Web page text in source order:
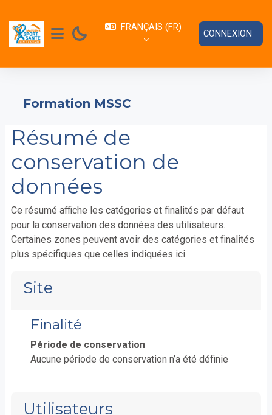
PANNEAU LATÉRAL
FRANÇAIS ‎(FR)‎
CONNEXION
Formation MSSC
Résumé de
conservation de
données
Ce résumé affiche les catégories et finalités par défaut
pour la conservation des données des utilisateurs.
Certaines zones peuvent avoir des catégories et finalités
plus spécifiques que celles indiquées ici.
Site
Finalité
Période de conservation
Aucune période de conservation n’a été définie
Utilisateurs